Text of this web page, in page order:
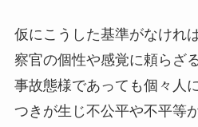
仮にこうした基準がなけれ
察官の個性や感覚に頼らざ
事故態様であっても個々人
つきが生じ不公平や不平等